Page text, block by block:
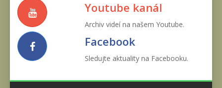
Youtube kanál
Archiv videí na našem Youtube.
Facebook
Sledujte aktuality na Facebooku.